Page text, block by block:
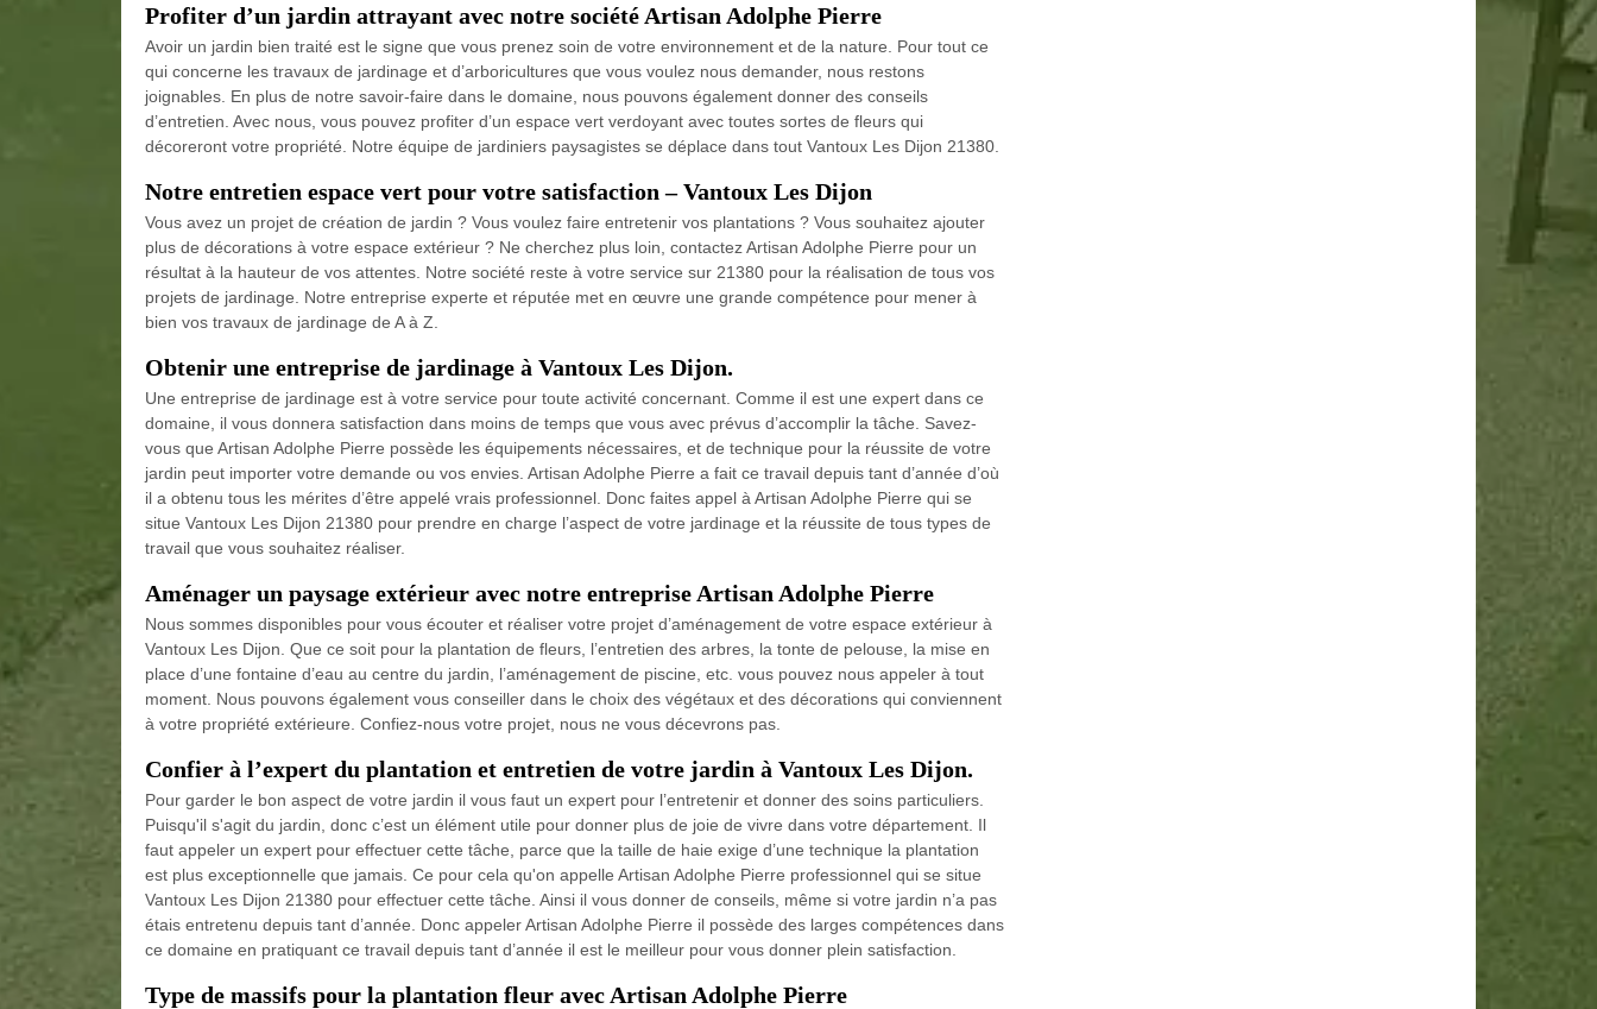
Profiter d’un jardin attrayant avec notre société Artisan Adolphe Pierre
Avoir un jardin bien traité est le signe que vous prenez soin de votre environnement et de la nature. Pour tout ce
qui concerne les travaux de jardinage et d’arboricultures que vous voulez nous demander, nous restons
joignables. En plus de notre savoir-faire dans le domaine, nous pouvons également donner des conseils
d’entretien. Avec nous, vous pouvez profiter d’un espace vert verdoyant avec toutes sortes de fleurs qui
décoreront votre propriété. Notre équipe de jardiniers paysagistes se déplace dans tout Vantoux Les Dijon 21380.
Notre entretien espace vert pour votre satisfaction – Vantoux Les Dijon
Vous avez un projet de création de jardin ? Vous voulez faire entretenir vos plantations ? Vous souhaitez ajouter
plus de décorations à votre espace extérieur ? Ne cherchez plus loin, contactez Artisan Adolphe Pierre pour un
résultat à la hauteur de vos attentes. Notre société reste à votre service sur 21380 pour la réalisation de tous vos
projets de jardinage. Notre entreprise experte et réputée met en œuvre une grande compétence pour mener à
bien vos travaux de jardinage de A à Z.
Obtenir une entreprise de jardinage à Vantoux Les Dijon.
Une entreprise de jardinage est à votre service pour toute activité concernant. Comme il est une expert dans ce
domaine, il vous donnera satisfaction dans moins de temps que vous avec prévus d’accomplir la tâche. Savez-
vous que Artisan Adolphe Pierre possède les équipements nécessaires, et de technique pour la réussite de votre
jardin peut importer votre demande ou vos envies. Artisan Adolphe Pierre a fait ce travail depuis tant d’année d’où
il a obtenu tous les mérites d’être appelé vrais professionnel. Donc faites appel à Artisan Adolphe Pierre qui se
situe Vantoux Les Dijon 21380 pour prendre en charge l’aspect de votre jardinage et la réussite de tous types de
travail que vous souhaitez réaliser.
Aménager un paysage extérieur avec notre entreprise Artisan Adolphe Pierre
Nous sommes disponibles pour vous écouter et réaliser votre projet d’aménagement de votre espace extérieur à
Vantoux Les Dijon. Que ce soit pour la plantation de fleurs, l’entretien des arbres, la tonte de pelouse, la mise en
place d’une fontaine d’eau au centre du jardin, l’aménagement de piscine, etc. vous pouvez nous appeler à tout
moment. Nous pouvons également vous conseiller dans le choix des végétaux et des décorations qui conviennent
à votre propriété extérieure. Confiez-nous votre projet, nous ne vous décevrons pas.
Confier à l’expert du plantation et entretien de votre jardin à Vantoux Les Dijon.
Pour garder le bon aspect de votre jardin il vous faut un expert pour l’entretenir et donner des soins particuliers.
Puisqu'il s'agit du jardin, donc c’est un élément utile pour donner plus de joie de vivre dans votre département. Il
faut appeler un expert pour effectuer cette tâche, parce que la taille de haie exige d’une technique la plantation
est plus exceptionnelle que jamais. Ce pour cela qu'on appelle Artisan Adolphe Pierre professionnel qui se situe
Vantoux Les Dijon 21380 pour effectuer cette tâche. Ainsi il vous donner de conseils, même si votre jardin n’a pas
étais entretenu depuis tant d’année. Donc appeler Artisan Adolphe Pierre il possède des larges compétences dans
ce domaine en pratiquant ce travail depuis tant d’année il est le meilleur pour vous donner plein satisfaction.
Type de massifs pour la plantation fleur avec Artisan Adolphe Pierre